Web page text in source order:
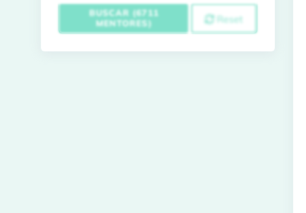
BUSCAR (6711
MENTORES)
Reset